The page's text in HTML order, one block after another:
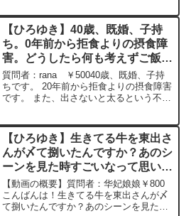
*************ひろゆきさんの動画で、寄せ
られた質問について、一問一答形式にし
てみました。過去にこんな質問してるか
な？と気になったことがあれば、下記の
サイトから検索してみてください。
https://hiroyuki-ziten.com/できるだけ、
多くの質問を今後も編集し、アップロー
ドしていきますので、使いやすいと感じ
すか？お部屋探し事情とても気になりま
す！元動画：ロシアの敗北は無さそう
な、、Guillaume Dursusを呑みながら
2024/02/28 W22
https://www.youtube.com/watch?
v=GK3quBgoXnQ***************************
***************ひろゆきさんの動画で、寄
せられた質問について、一問一答形式に
かな？と気になったことがあれば、下記
のサイトから検索してみてください。
https://hiroyuki-ziten.com/できるだけ、
多くの質問を今後も編集し、アップロー
ドしていきますので、使いやすいと感じ
て頂けたら、いいね！やチャンネル登録
をよろしくお願いします。
【ひろゆき】40歳、既婚、子持
ち。0年前から拒食よりの摂食障
害。どうしたら何も考えずご飯を
食べ、出さないと太るという不安
をなくす事が出来るのでしょう
か？ー ひろゆき切り抜き
質問者：rana ￥50040歳、既婚、子持
ちです。 20年前から拒食よりの摂食障害
です。 また、出さないと太るという不安
考えずご飯を食べ、出さないと太るとい
う不安をな...
【ひろゆき】生きてる牛を東出さ
んが〆て捌いたんですか？あのシ
ーンを見た時すごいなって思いま
した。ひろゆきさんはあれをやれ
って言われたらやれますか？ー
ひろゆき切り抜き 20230902
【動画の概要】質問者：华妃娘娘￥800
こんばんは！生きてる牛を東出さんが〆
て捌いたんですか？あのシーンを見た時